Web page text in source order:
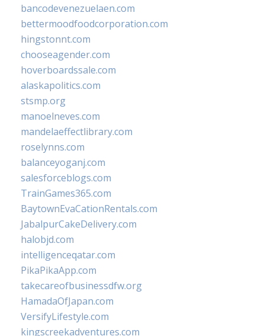
bancodevenezuelaen.com
bettermoodfoodcorporation.com
hingstonnt.com
chooseagender.com
hoverboardssale.com
alaskapolitics.com
stsmp.org
manoelneves.com
mandelaeffectlibrary.com
roselynns.com
balanceyoganj.com
salesforceblogs.com
TrainGames365.com
BaytownEvaCationRentals.com
JabalpurCakeDelivery.com
halobjd.com
intelligenceqatar.com
PikaPikaApp.com
takecareofbusinessdfw.org
HamadaOfJapan.com
VersifyLifestyle.com
kingscreekadventures.com